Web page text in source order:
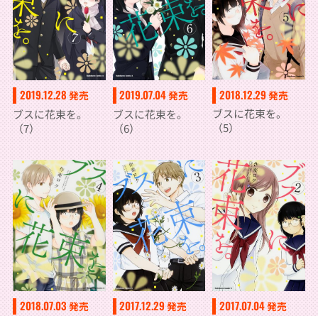
2019.12.28 発売
ブスに花束を。
（7）
2019.07.04発売
ブスに花束を。
（6）
2018.12.29発売
ブスに花束を。
（5）
2018.07.03 発売 2017.12.29発売 2017.07.04発売